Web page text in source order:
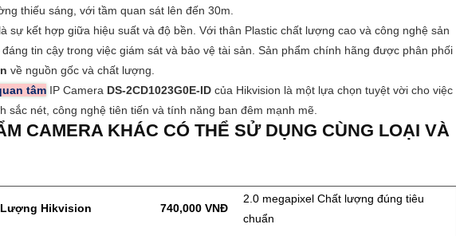
thiếu sáng, với tầm quan sát lên đến 30m.
sự kết hợp giữa hiệu suất và độ bền. Với thân Plastic chất lượng cao và công nghệ sản
tin cậy trong việc giám sát và bảo vệ tài sản. Sản phẩm chính hãng được phân phối
về nguồn gốc và chất lượng.
tâm IP Camera DS-2CD1023G0E-ID của Hikvision là một lựa chọn tuyệt vời cho việc
sắc nét, công nghệ tiên tiến và tính năng ban đêm mạnh mẽ.
CAMERA KHÁC CÓ THỂ SỬ DỤNG CÙNG LOẠI VÀ
Lượng Hikvision 740,000 VNĐ
2.0 megapixel Chất lượng đúng tiêu
chuẩn